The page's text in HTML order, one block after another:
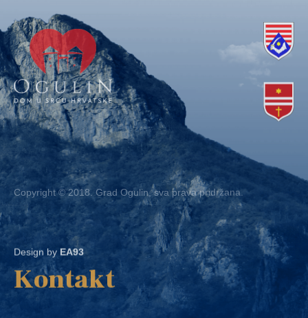
Copyright © 2018. Grad Ogulin, sva prava pridržana.
Design byEA93
Kontakt
Ured: Ulica B.Frankopana 11, 47300 Ogulin